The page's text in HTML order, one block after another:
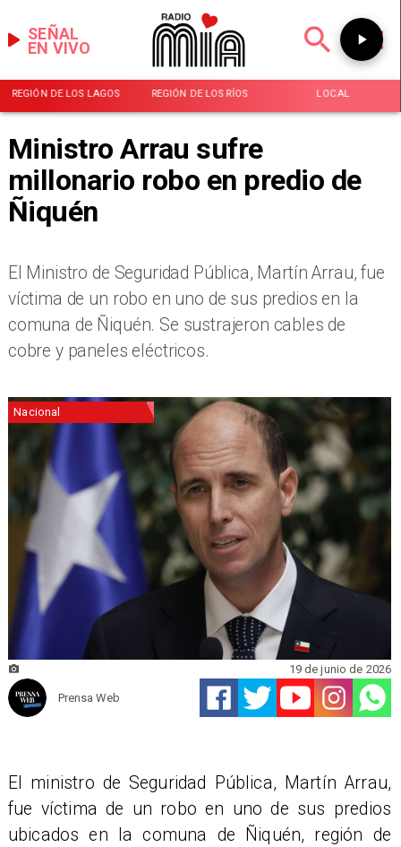
EN VIVO
SEÑAL
REGIÓN DE LOS LAGOS REGIÓN DE LOS RÍOS LOCAL
Ministro Arrau sufre
millonario robo en predio de
Ñiquén
El Ministro de Seguridad Pública, Martín Arrau, fue
víctima de un robo en uno de sus predios en la
comuna de Ñiquén. Se sustrajeron cables de
cobre y paneles eléctricos.
Nacional
Prensa Web
19 de junio de 2026
El ministro de Seguridad Pública, Martín Arrau,
fue víctima de un robo en uno de sus predios
ubicados en la comuna de Ñiquén, región de